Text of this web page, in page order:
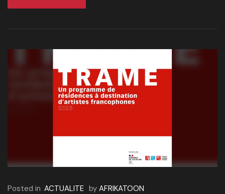
Posted in ACTUALITE by AFRIKATOON